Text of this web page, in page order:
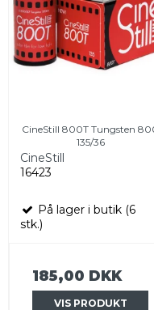
CineStill 800T Tungsten
135/36
CineStill
16423
På lager i butik (6
stk.)
185,00 DKK
VIS PRODUKT